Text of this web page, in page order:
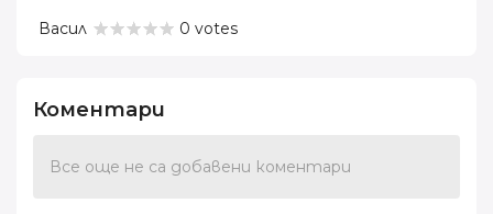
Васил 0 votes
Коментари
Все още не са добавени коментари